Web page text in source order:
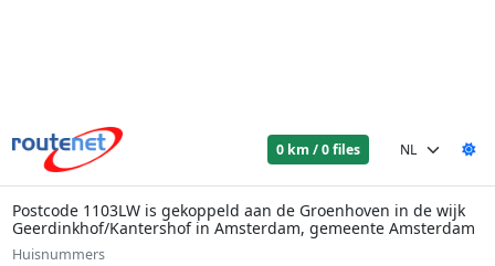
0 km / 0 files
Postcode 1103LW is gekoppeld aan de Groenhoven in de wijk
Geerdinkhof/Kantershof in Amsterdam, gemeente Amsterdam
Huisnummers